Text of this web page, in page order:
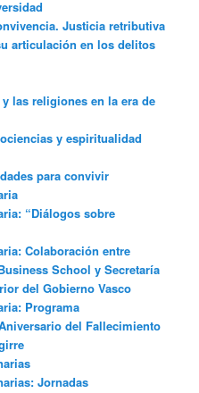
Justicia retributiva
articulación en los delitos
las religiones en la era de
y espiritualidad
para convivir
“Diálogos sobre
Colaboración entre
School y Secretaría
del Gobierno Vasco
Programa
del Fallecimiento
Jornadas